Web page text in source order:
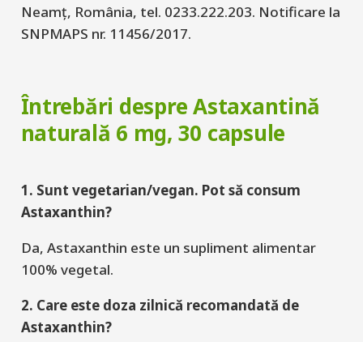
Neamț, România, tel. 0233.222.203. Notificare la
SNPMAPS nr. 11456/2017.
Întrebări despre Astaxantină
naturală 6 mg, 30 capsule
1. Sunt vegetarian/vegan. Pot să consum
Astaxanthin?
Da, Astaxanthin este un supliment alimentar
100% vegetal.
2. Care este doza zilnică recomandată de
Astaxanthin?